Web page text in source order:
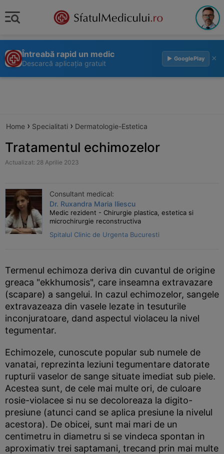
Întreabă rapid un medic
Descarcă aplicația gratuit
▶ GooglePlay ×
Home › Specialitati › Dermatologie-Estetica
Tratamentul echimozelor
Actualizat: 28 Aprilie 2023
Consultant medical:
Dr. Ruxandra Maria Iliescu
Medic rezident - Chirurgie plastica, estetica si
microchirurgie reconstructiva
Spitalul Clinic de Urgenta Bucuresti
Termenul echimoza deriva din cuvantul de origine
greaca "ekkhumosis", care inseamna extravazare
(scapare) a sangelui. In cazul echimozelor, sangele
extravazeaza din vasele lezate in tesuturile
inconjuratoare, dand aspectul violaceu la nivel
tegumentar.
Echimozele, cunoscute popular sub numele de
vanatai, reprezinta leziuni tegumentare datorate
rupturii vaselor de sange situate imediat sub piele.
Acestea sunt, de cele mai multe ori, de culoare
rosie-violacee si nu se decoloreaza la digito-
presiune (atunci cand se aplica presiune la nivelul
acestora). De obicei, sunt mai mari de un
centimetru in diametru si se vindeca spontan in
aproximativ trei saptamani, trecand prin mai multe